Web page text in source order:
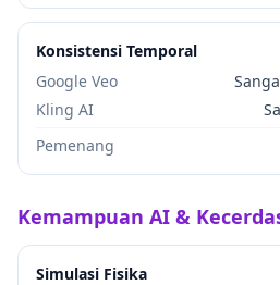
Konsistensi Temporal
Google Veo
Kling AI
Pemenang
Kemampuan AI &
Simulasi Fisika